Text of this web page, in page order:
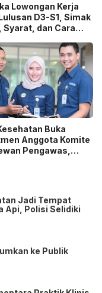
Lowongan Kerja
D3-S1, Simak
Syarat, dan Cara
Buka
Anggota Komite
Pengawas,
Jadi Tempat
Api, Polisi Selidiki
ke Publik